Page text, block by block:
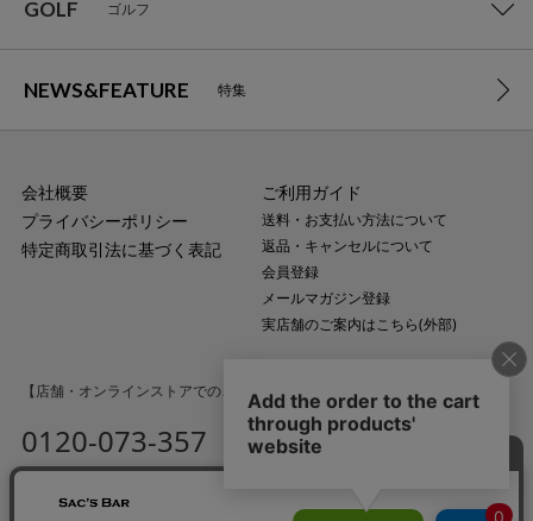
GOLF ゴルフ
NEWS&FEATURE 特集
会社概要
プライバシーポリシー
特定商取引法に基づく表記
ご利用ガイド
送料・お支払い方法について
返品・キャンセルについて
会員登録
メールマガジン登録
実店舗のご案内はこちら(外部)
【店舗・オンラインストアでのご購入に関するお問い合わせ】
0120-073-357 MAIL
（土・日・祝日・年末年始を除く）